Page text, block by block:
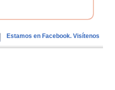
Estamos en Facebook. Visítenos